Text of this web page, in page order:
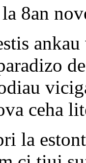
8an
ceha
la